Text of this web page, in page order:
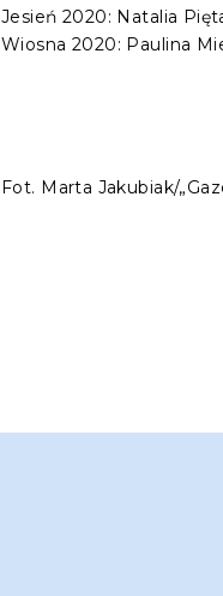
Jesień 2020: Natalia
Wiosna 2020: Paulina
Fot. Marta Jakubiak/